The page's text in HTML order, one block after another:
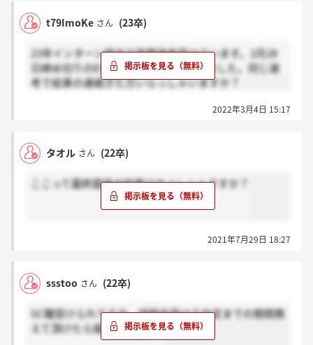
t79ImoKe さん (23卒)
23卒インターン経由で早期選考受けています。2月28
日締め切りのESと1分の動画を提出しました。同じ選
考で結果の連絡きた方いらっしゃいますか？
2022年3月4日 15:17
タオル さん (22卒)
ここって最終面接の結果はサイレントですか？
2021年7月29日 18:27
ssstoo さん (22卒)
SC職受けられてる方、説明会受けて内定までの期間教
えて頂けたら嬉しいです、、